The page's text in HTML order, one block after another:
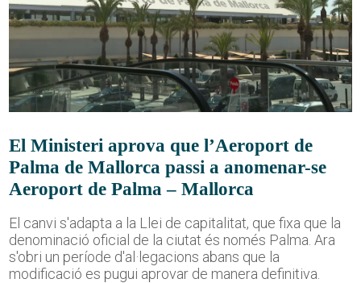
El Ministeri aprova que l’Aeroport de
Palma de Mallorca passi a anomenar-se
Aeroport de Palma – Mallorca
El canvi s'adapta a la Llei de capitalitat, que fixa que la
denominació oficial de la ciutat és només Palma. Ara
s'obri un període d'al·legacions abans que la
modificació es pugui aprovar de manera definitiva.